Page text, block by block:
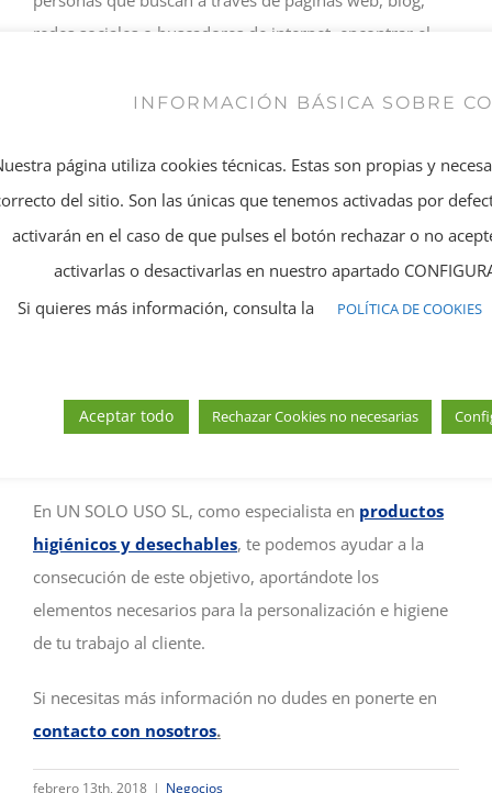
redes sociales o buscadores de internet, encontrar el
la zona que desea, lo que nos obliga a mantener una
Hoy en día, el marketing y las ventas están centradas en
un elemento básico: el cliente.
Es por ello que debemos tratarlo de manera
dispensamos y las comodidades e higiene que le
En UN SOLO USO SL, como especialista en productos
higiénicos y desechables, te podemos ayudar a la
consecución de este objetivo, aportándote los
elementos necesarios para la personalización e higiene
de tu trabajo al cliente.
Si necesitas más información no dudes en ponerte en
contacto con nosotros.
febrero 13th, 2018 | Negocios
INFORMACIÓN BÁSICA SOBRE
página utiliza cookies técnicas. Estas son propias y
del sitio. Son las únicas que tenemos activadas por
activarán en el caso de que pulses el botón rechazar o no
activarlas o desactivarlas en nuestro apartado
Si quieres más información, consulta la
POLÍTICA DE COOKIES
Aceptar todo Rechazar Cookies no necesarias